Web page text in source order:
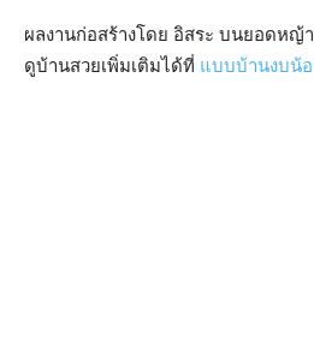
ผลงานก่อสร้างโดย อิสระ บนยอดหญ้า
ดูบ้านสวยเพิ่มเติมได้ที่ แบบบ้านงบน้